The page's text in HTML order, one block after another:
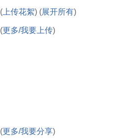
( 上传花絮) (展开所有)
(更多/我要上传)
(更多/我要分享)